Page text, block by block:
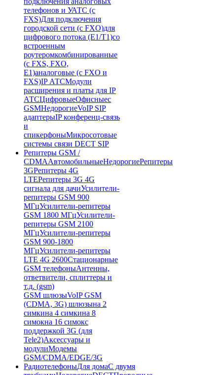
телефонов и УАТС (с
FXS)Для подключения
городской сети (с FXO)для
цифрового потока (E1/T1)со
встроенным
роутеромкомбинированные
(c FXS, FXO,
E1)аналоговые (с FXO и
FXS)IP АТСМодули
расширения и платы для IP
АТСЦифровыеОфисныес
GSMНедорогиеVoIP SIP
адаптерыIP конференц-связь
и
спикерфоныМикросотовые
системы связи DECT SIP
Репитеры GSM /
CDMAАвтомобильныеНедорогиеРепитеры
3GРепитеры 4G
LTEРепитеры 3G 4G
сигнала для дачиУсилители-
репитеры GSM 900
МГцУсилители-репитеры
GSM 1800 МГцУсилители-
репитеры GSM 2100
МГцУсилители-репитеры
GSM 900-1800
МГцУсилители-репитеры
LTE 4G 2600Стационарные
GSM телефоныАнтенны,
ответвители, сплиттеры и
т.д. (gsm)
GSM шлюзыVoIP GSM
(CDMA, 3G) шлюзына 2
симкина 4 симкина 8
симокна 16 симокс
поддержкой 3G (для
Tele2)Аксессуары и
модулиМодемы
GSM/CDMA/EDGE/3G
РадиотелефоныДля домаС двумя